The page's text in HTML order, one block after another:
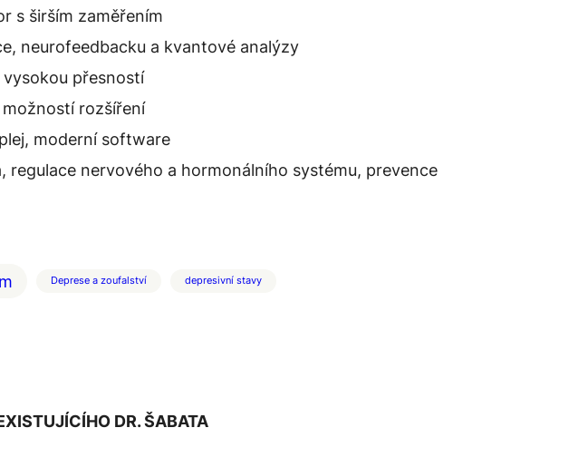
s širším zaměřením
neurofeedbacku a kvantové analýzy
přesností
rozšíření
moderní software
regulace nervového a hormonálního systému, prevence
Deprese a zoufalství depresivní stavy
DR. ŠABATA